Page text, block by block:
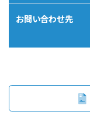
お問い合わせ先